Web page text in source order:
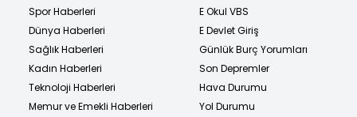
Spor Haberleri
Dünya Haberleri
Sağlık Haberleri
Kadın Haberleri
Teknoloji Haberleri
Memur ve Emekli Haberleri
E Okul VBS
E Devlet Giriş
Günlük Burç Yorumları
Son Depremler
Hava Durumu
Yol Durumu